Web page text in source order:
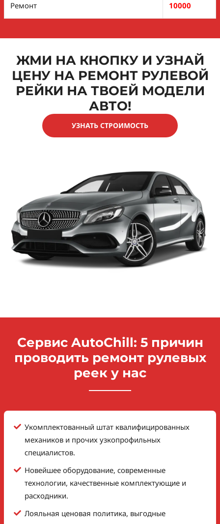
Ремонт 10000
ЖМИ НА КНОПКУ И УЗНАЙ
ЦЕНУ НА РЕМОНТ РУЛЕВОЙ
РЕЙКИ НА ТВОЕЙ МОДЕЛИ
АВТО!
УЗНАТЬ СТРОИМОСТЬ
Сервис AutoChill: 5 причин
проводить ремонт рулевых
реек у нас
Укомплектованный штат квалифицированных
механиков и прочих узкопрофильных
специалистов.
Новейшее оборудование, современные
технологии, качественные комплектующие и
расходники.
Лояльная ценовая политика, выгодные